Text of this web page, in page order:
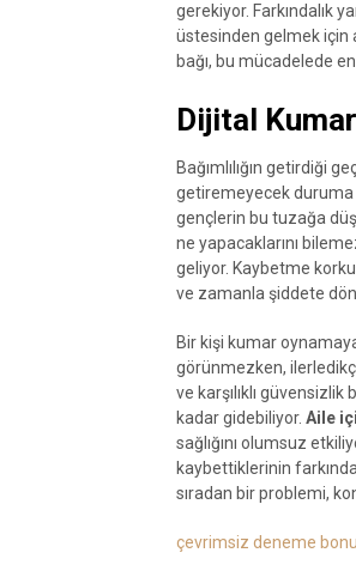
gerekiyor. Farkındalık
üstesinden gelmek için
bağı, bu mücadelede
Dijital
Bağımlılığın getirdiği
getiremeyecek duruma
gençlerin bu tuzağa
ne yapacaklarını
geliyor. Kaybetme
ve zamanla şiddete
Bir kişi kumar
görünmezken,
ve karşılıklı
kadar gidebiliyor. Aile
sağlığını olumsuz
kaybettiklerinin
sıradan bir problemi,
çevrimsiz deneme